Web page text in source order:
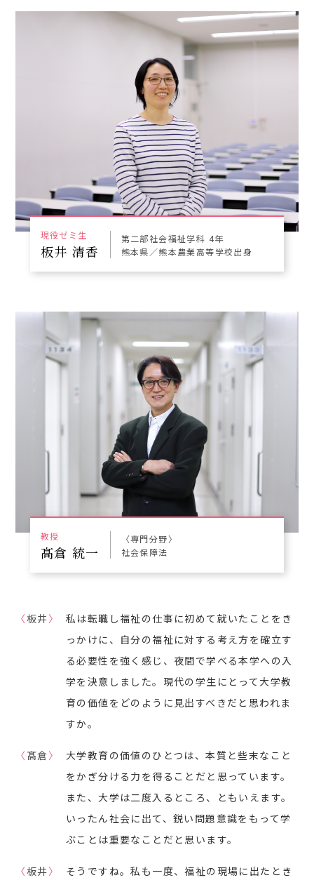
現役ゼミ生
板井 清香
第二部社会福祉学科 4年
熊本県／熊本農業高等学校出身
教授
髙倉 統一
〈専門分野〉
社会保障法
〈板井〉
私は転職し福祉の仕事に初めて就いたことをき
っかけに、自分の福祉に対する考え方を確立す
る必要性を強く感じ、夜間で学べる本学への入
学を決意しました。現代の学生にとって大学教
育の価値をどのように見出すべきだと思われま
すか。
〈 髙倉〉
大学教育の価値のひとつは、本質と些末なこと
をかぎ分ける力を得ることだと思っています。
また、大学は二度入るところ、ともいえます。
いったん社会に出て、鋭い問題意識をもって学
ぶことは重要なことだと思います。
〈板井〉 そうですね。私も一度、福祉の現場に出たとき